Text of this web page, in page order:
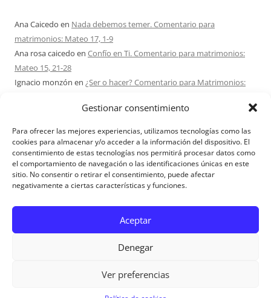
Gestionar consentimiento
Para ofrecer las mejores experiencias, utilizamos tecnologías como las
cookies para almacenar y/o acceder a la información del dispositivo. El
consentimiento de estas tecnologías nos permitirá procesar datos como
el comportamiento de navegación o las identificaciones únicas en este
sitio. No consentir o retirar el consentimiento, puede afectar
negativamente a ciertas características y funciones.
Aceptar
Denegar
Ver preferencias
Ana Caicedo en Nada debemos temer. Comentario para
matrimonios: Mateo 17, 1-9
Ana rosa caicedo en Confío en Ti. Comentario para matrimonios:
Mateo 15, 21-28
Ignacio monzón en ¿Ser o hacer? Comentario para Matrimonios:
Maria Asuncion Herrero Mendezen¿Ser o hacer? Comentario para
Matrimonios: Mateo 15, 1-2. 10-14
Sandra Karina SolomitaenRETIRO MATRIMONIOS BUENOS AIRES
7 – 9 AGOSTO 2026
Política de privacidad|